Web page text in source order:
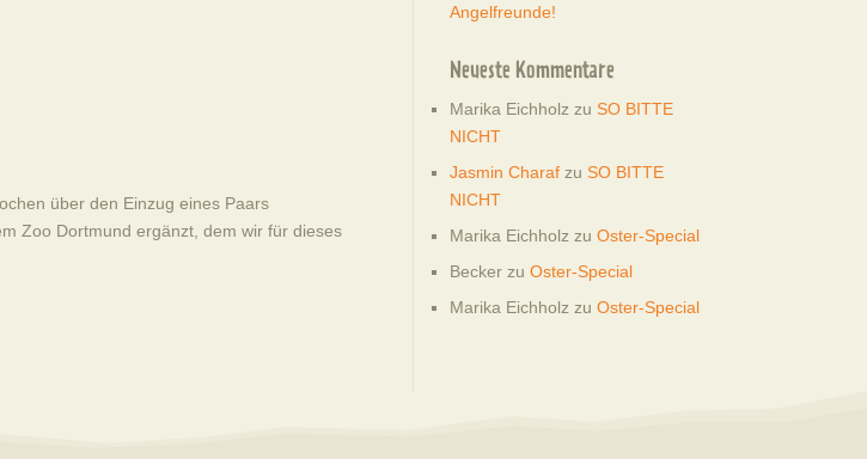
über den Einzug eines Paars
Zoo Dortmund ergänzt, dem wir für dieses
Angelfreunde!
Neueste Kommentare
Marika Eichholz zu SO BITTE
NICHT
Jasmin Charafzu SO BITTE
NICHT
Marika Eichholz zu Oster-Special
Beckerzu Oster-Special
Marika Eichholz zu Oster-Special